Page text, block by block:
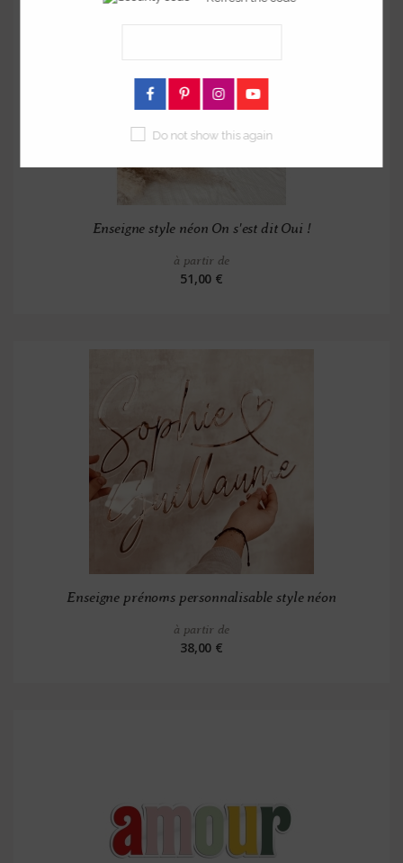
Enseigne style néon On s'est dit Oui !
à partir de
51,00 €
Enseigne prénoms personnalisable style néon
à partir de
38,00 €
Do not show this again